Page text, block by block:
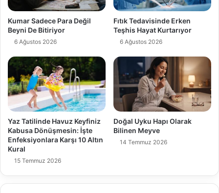
Kumar Sadece Para Değil
Beyni De Bitiriyor
6 Ağustos 2026
Fıtık Tedavisinde Erken
Teşhis Hayat Kurtarıyor
6 Ağustos 2026
Yaz Tatilinde Havuz Keyfiniz
Kabusa Dönüşmesin: İşte
Enfeksiyonlara Karşı 10 Altın
Kural
15 Temmuz 2026
Doğal Uyku Hapı Olarak
Bilinen Meyve
14 Temmuz 2026